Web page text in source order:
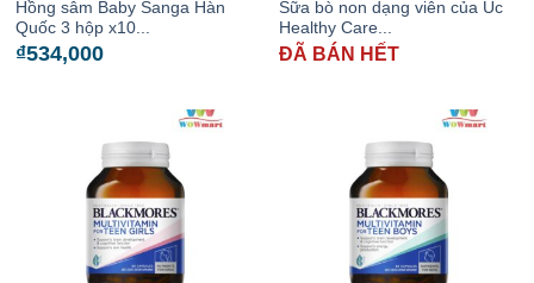
Hồng sâm Baby Sanga Hàn
Quốc 3 hộp x10...
₫534,000
Sữa bò non dạng viên của Úc
Healthy Care...
ĐÃ BÁN HẾT